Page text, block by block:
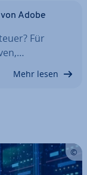
Adobe
Für
Mehr lesen